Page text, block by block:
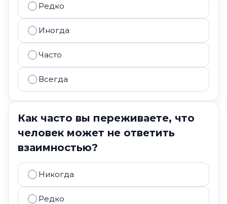
Редко
Иногда
Часто
Всегда
Как часто вы переживаете, что
человек может не ответить
взаимностью?
Никогда
Редко